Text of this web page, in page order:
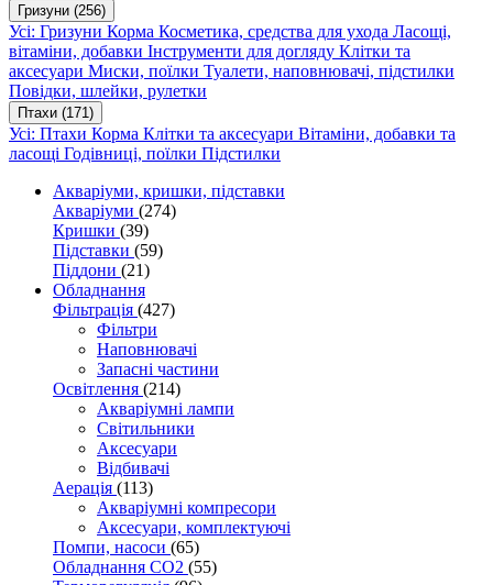
Гризуни (256)
Усі: Гризуни Корма Косметика, средства для ухода Ласощі,
вітаміни, добавки Інструменти для догляду Клітки та
аксесуари Миски, поїлки Туалети, наповнювачі, підстилки
Повідки, шлейки, рулетки
Птахи (171)
Усі: Птахи Корма Клітки та аксесуари Вітаміни, добавки та
ласощі Годівниці, поїлки Підстилки
Акваріуми, кришки, підставки
Акваріуми (274)
Кришки (39)
Підставки (59)
Піддони (21)
Обладнання
Фільтрація (427)
Фільтри
Наповнювачі
Запасні частини
Освітлення (214)
Акваріумні лампи
Світильники
Аксесуари
Відбивачі
Аерація (113)
Акваріумні компресори
Аксесуари, комплектуючі
Помпи, насоси (65)
Обладнання CO2 (55)